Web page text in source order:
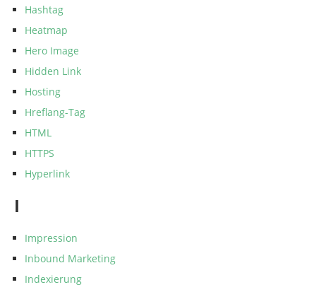
Hashtag
Heatmap
Hero Image
Hidden Link
Hosting
Hreflang-Tag
HTML
HTTPS
Hyperlink
I
Impression
Inbound Marketing
Indexierung